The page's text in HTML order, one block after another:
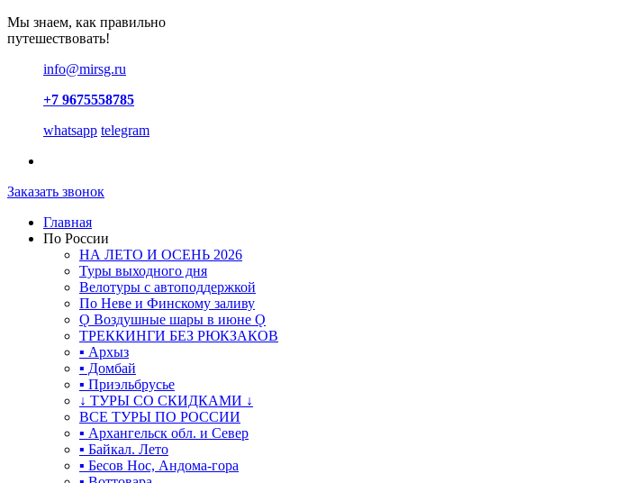
Мы знаем, как правильно
путешествовать!
info@mirsg.ru
+7 9675558785
whatsapp telegram
Заказать звонок
Главная
По России
НА ЛЕТО И ОСЕНЬ 2026
Туры выходного дня
Велотуры с автоподдержкой
По Неве и Финскому заливу
Ǫ Воздушные шары в июне Ǫ
ТРЕККИНГИ БЕЗ РЮКЗАКОВ
▪ Архыз
▪ Домбай
▪ Приэльбрусье
↓ ТУРЫ СО СКИДКАМИ ↓
ВСЕ ТУРЫ ПО РОССИИ
▪ Архангельск обл. и Север
▪ Байкал. Лето
▪ Бесов Нос, Андома-гора